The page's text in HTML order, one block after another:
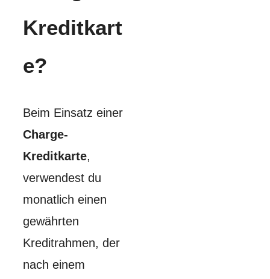
Kreditkart
e?
Beim Einsatz einer
Charge-
Kreditkarte,
verwendest du
monatlich einen
gewährten
Kreditrahmen, der
nach einem